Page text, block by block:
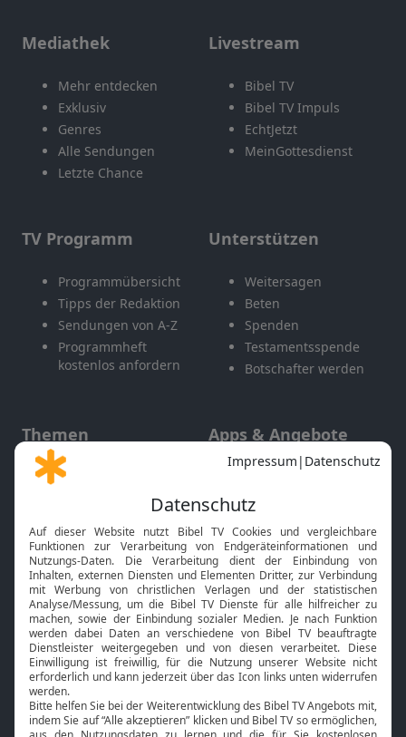
Mediathek
Mehr entdecken
Exklusiv
Genres
Alle Sendungen
Letzte Chance
Livestream
Bibel TV
Bibel TV Impuls
EchtJetzt
MeinGottesdienst
TV Programm
Programmübersicht
Tipps der Redaktion
Sendungen von A-Z
Programmheft
kostenlos anfordern
Unterstützen
Weitersagen
Beten
Spenden
Testamentsspende
Botschafter werden
Themen
Gott und Bibel erklärt
Neuigkeiten
Apps & Angebote
Mobile App
Smart TV
HbbTV
Bibelthek Online-Bibel
Nächster Gottesdienst
Bibel TV
Über uns
Service
Kontakt